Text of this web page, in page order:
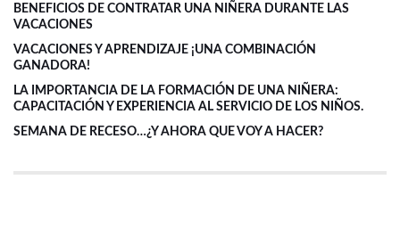
BENEFICIOS DE CONTRATAR UNA NIÑERA DURANTE LAS
VACACIONES
VACACIONES Y APRENDIZAJE ¡UNA COMBINACIÓN
GANADORA!
LA IMPORTANCIA DE LA FORMACIÓN DE UNA NIÑERA:
CAPACITACIÓN Y EXPERIENCIA AL SERVICIO DE LOS NIÑOS.
SEMANA DE RECESO…¿Y AHORA QUE VOY A HACER?